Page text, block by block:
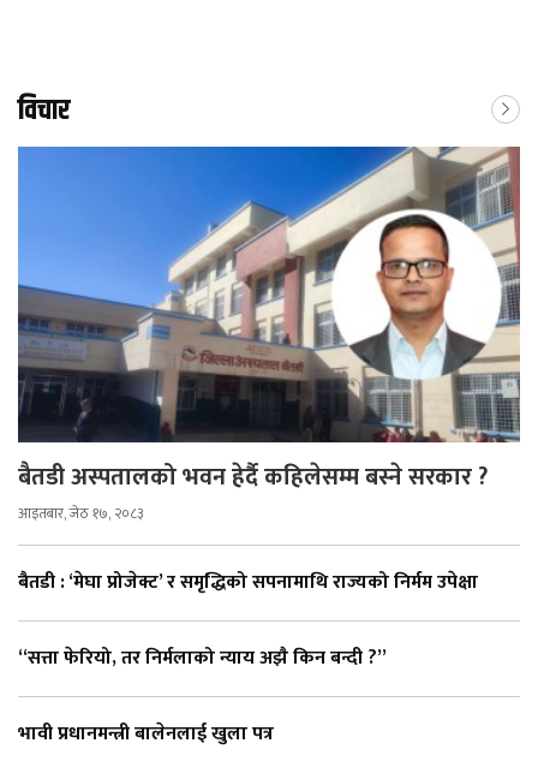
विचार
बैतडी अस्पतालको भवन हेर्दै कहिलेसम्म बस्ने सरकार ?
आइतबार, जेठ १७, २०८३
बैतडी : ‘मेघा प्रोजेक्ट’ र समृद्धिको सपनामाथि राज्यको निर्मम उपेक्षा
“सत्ता फेरियो, तर निर्मलाको न्याय अझै किन बन्दी ?”
भावी प्रधानमन्त्री बालेनलाई खुला पत्र